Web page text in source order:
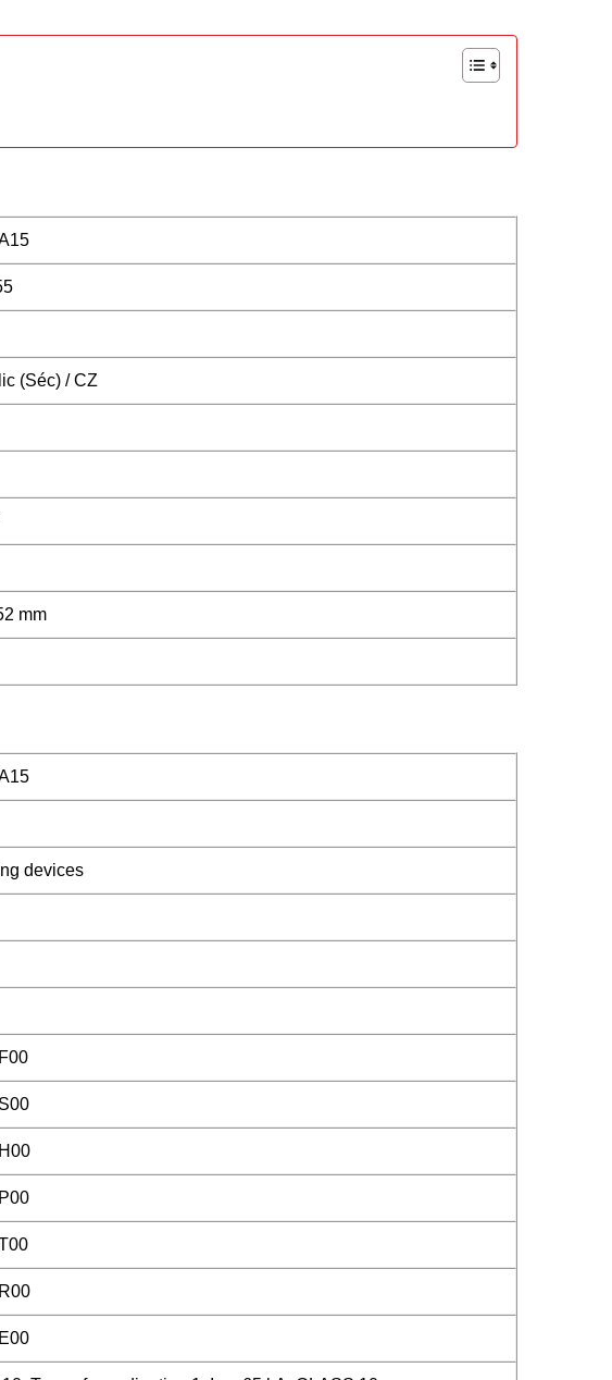
(Séc) / CZ
mm
devices